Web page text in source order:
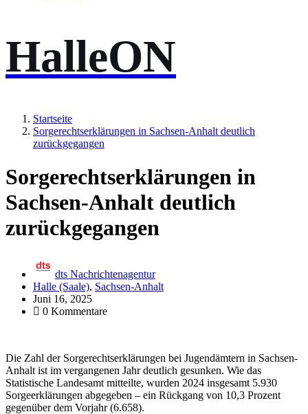
HalleON
Startseite
Sorgerechtserklärungen in Sachsen-Anhalt deutlich
zurückgegangen
Sorgerechtserklärungen in
Sachsen-Anhalt deutlich
zurückgegangen
dts Nachrichtenagentur
Halle (Saale), Sachsen-Anhalt
Juni 16, 2025
0 Kommentare
Die Zahl der Sorgerechtserklärungen bei Jugendämtern in Sachsen-
Anhalt ist im vergangenen Jahr deutlich gesunken. Wie das
Statistische Landesamt mitteilte, wurden 2024 insgesamt 5.930
Sorgeerklärungen abgegeben – ein Rückgang von 10,3 Prozent
gegenüber dem Vorjahr (6.658).